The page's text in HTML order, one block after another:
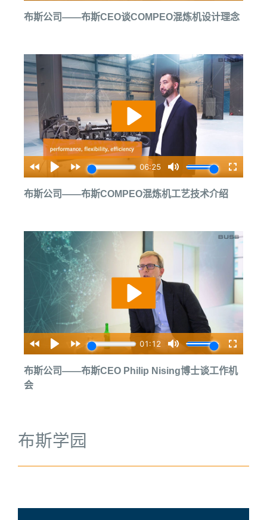
布斯公司——布斯CEO谈COMPEO混炼机设计理念
布斯公司——布斯COMPEO混炼机工艺技术介绍
布斯公司——布斯CEO Philip Nising博士谈工作机
会
布斯学园